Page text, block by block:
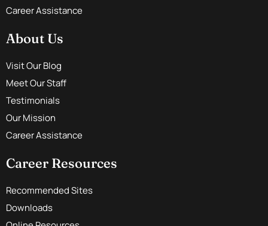
Career Assistance
About Us
Visit Our Blog
Meet Our Staff
Testimonials
Our Mission
Career Assistance
Career Resources
Recommended Sites
Downloads